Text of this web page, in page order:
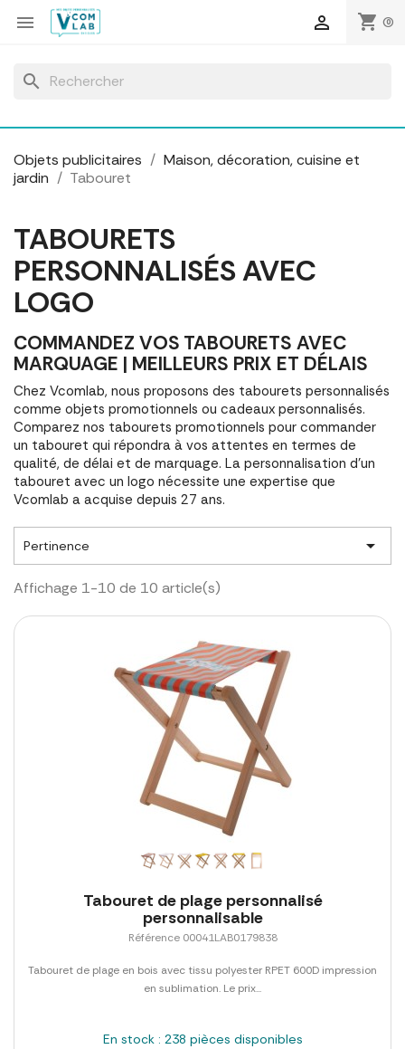
 shopping_cart (0)

search
Objets publicitaires
Maison, décoration, cuisine et
jardin
Tabouret
TABOURETS
PERSONNALISÉS AVEC
LOGO
COMMANDEZ VOS TABOURETS AVEC
MARQUAGE | MEILLEURS PRIX ET DÉLAIS
Chez Vcomlab, nous proposons des tabourets personnalisés
comme objets promotionnels ou cadeaux personnalisés.
Comparez nos tabourets promotionnels pour commander
un tabouret qui répondra à vos attentes en termes de
qualité, de délai et de marquage. La personnalisation d'un
tabouret avec un logo nécessite une expertise que
Vcomlab a acquise depuis 27 ans.
Pertinence 
Affichage 1-10 de 10 article(s)
Tabouret de plage personnalisé
personnalisable
Référence 00041LAB0179838
Tabouret de plage en bois avec tissu polyester RPET 600D impression
en sublimation. Le prix...
En stock : 238 pièces disponibles
Panneau de gestion des cookies